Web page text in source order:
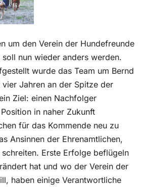
um den Verein der Hundefreunde
nun wieder anders werden.
wurde das Team um Bernd
Jahren an der Spitze der
Ziel: einen Nachfolger
in naher Zukunft
für das Kommende neu zu
Ansinnen der Ehrenamtlichen,
Erste Erfolge beflügeln
hat und wo der Verein der
haben einige Verantwortliche